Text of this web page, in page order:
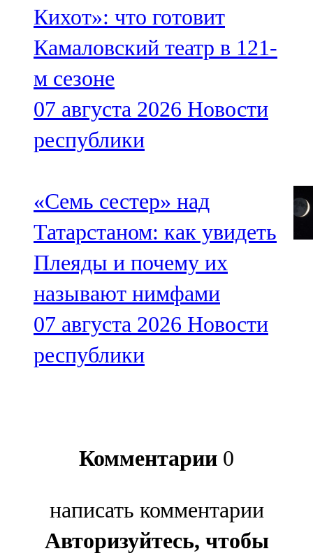
Кихот»: что готовит
Камаловский театр в 121-
м сезоне
07 августа 2026 Новости
республики
«Семь сестер» над
Татарстаном: как увидеть
Плеяды и почему их
называют нимфами
07 августа 2026 Новости
республики
Комментарии 0
написать комментарии
Авторизуйтесь, чтобы